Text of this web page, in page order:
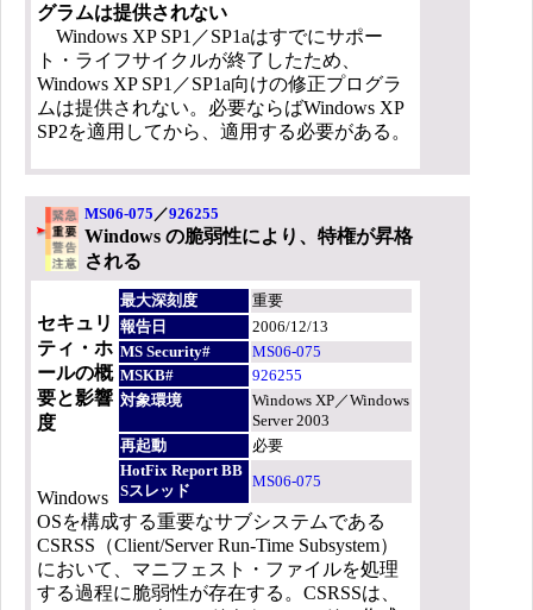
グラムは提供されない
Windows XP SP1／SP1aはすでにサポー
ト・ライフサイクルが終了したため、
Windows XP SP1／SP1a向けの修正プログラ
ムは提供されない。必要ならばWindows XP
SP2を適用してから、適用する必要がある。
MS06-075 ／926255
Windows の脆弱性により、特権が昇格
される
最大深刻度
重要
報告日
2006/12/13
MS Security#
MS06-075
MSKB#
926255
対象環境
Windows XP／Windows
Server 2003
再起動
必要
HotFix Report BB
Sスレッド
MS06-075
セキュリ
ティ・ホ
ールの概
要と影響
度
Windows
OSを構成する重要なサブシステムである
CSRSS（Client/Server Run-Time Subsystem）
において、マニフェスト・ファイルを処理
する過程に脆弱性が存在する。CSRSSは、